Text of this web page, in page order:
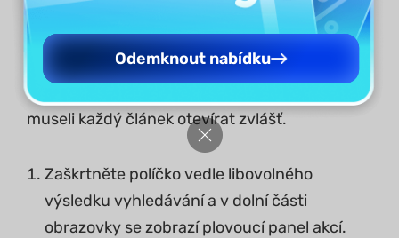
Z výsledků vyhledávání můžete vybrat více
článků najednou. To vám umožní provádět
akce, jako je ukládání, stahování nebo
kopírování odkazů. Vše najednou, aniž byste
museli každý článek otevírat zvlášť.
Zaškrtněte políčko vedle libovolného
výsledku vyhledávání a v dolní části
obrazovky se zobrazí plovoucí panel akcí.
Odemknout nabídku